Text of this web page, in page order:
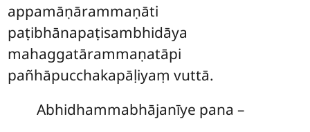
appamāṇārammaṇāti
paṭibhānapaṭisambhidāya
mahaggatārammaṇatāpi
pañhāpucchakapāḷiyaṃ vuttā.
Abhidhammabhājanīye pana –